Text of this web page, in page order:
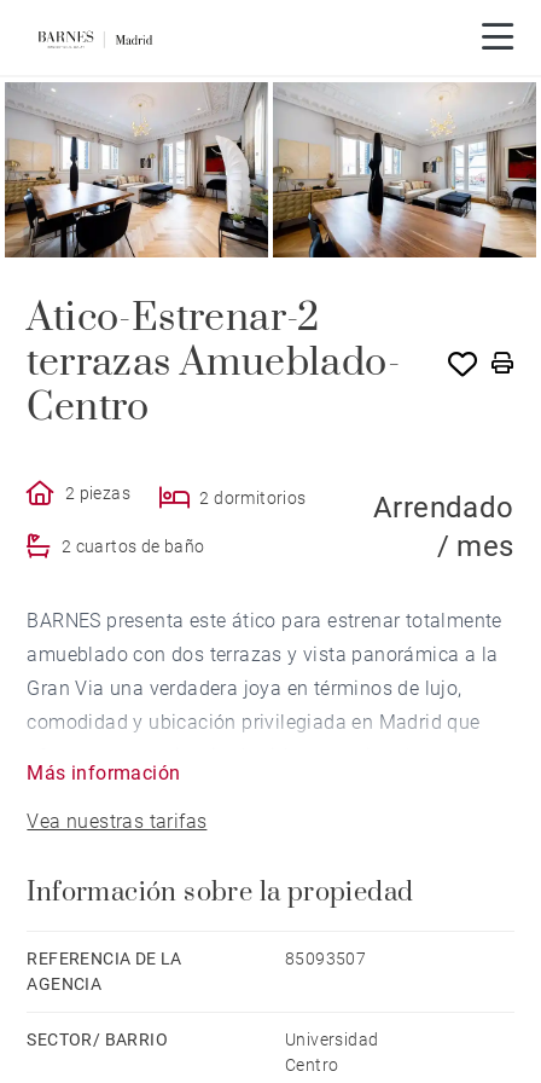
ALQUILADO POR BARNES
Atico-Estrenar-2
terrazas Amueblado-
Centro
2 piezas 2 dormitorios
2 cuartos de baño
Arrendado
/ mes
BARNES presenta este ático para estrenar totalmente
amueblado con dos terrazas y vista panorámica a la
Gran Via una verdadera joya en términos de lujo,
comodidad y ubicación privilegiada en Madrid que
Totalmente amueblado y equipado para entrar a vivir,
decoración exclusiva y todo lo necesario para tu
Sus dos habitaciones y dos terrazas proporcionan un
espacio confortable. Las dos terrazas están
conectada a la zona social con vista panoramica a la
Más información
Vea nuestras tarifas
Información sobre la propiedad
REFERENCIA DE LA
AGENCIA
85093507
SECTOR/ BARRIO
Universidad
Centro